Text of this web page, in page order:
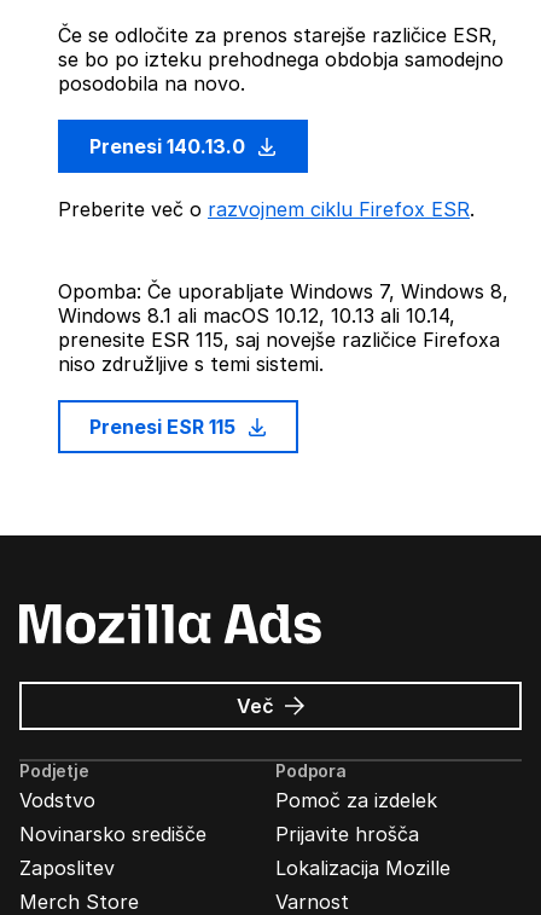
Če se odločite za prenos starejše različice ESR,
se bo po izteku prehodnega obdobja samodejno
posodobila na novo.
Prenesi 140.13.0
Preberite več o razvojnem ciklu Firefox ESR.
Opomba: Če uporabljate Windows 7, Windows 8,
Windows 8.1 ali macOS 10.12, 10.13 ali 10.14,
prenesite ESR 115, saj novejše različice Firefoxa
niso združljive s temi sistemi.
Prenesi ESR 115
Več o
Oglasi
Mozilla
Podjetje
Vodstvo
Novinarsko središče
Zaposlitev
Merch Store
Podpora
Pomoč za izdelek
Prijavite hrošča
Lokalizacija Mozille
Varnost